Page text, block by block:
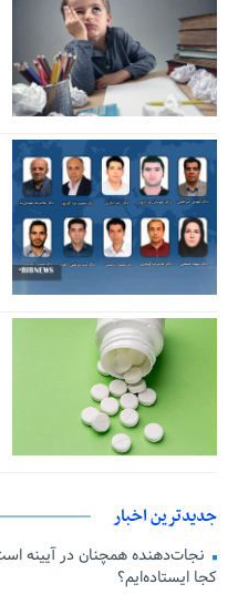
جدیدترین اخبار
کجا ایستاده‌ایم؟